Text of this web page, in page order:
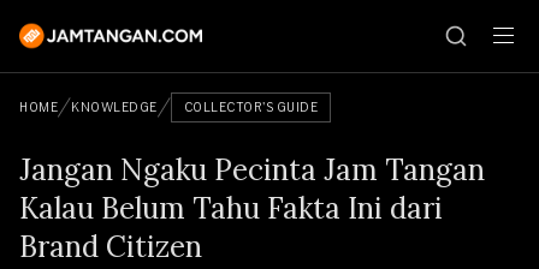
HOME KNOWLEDGE COLLECTOR'S GUIDE
Jangan Ngaku Pecinta Jam Tangan
Kalau Belum Tahu Fakta Ini dari
Brand Citizen